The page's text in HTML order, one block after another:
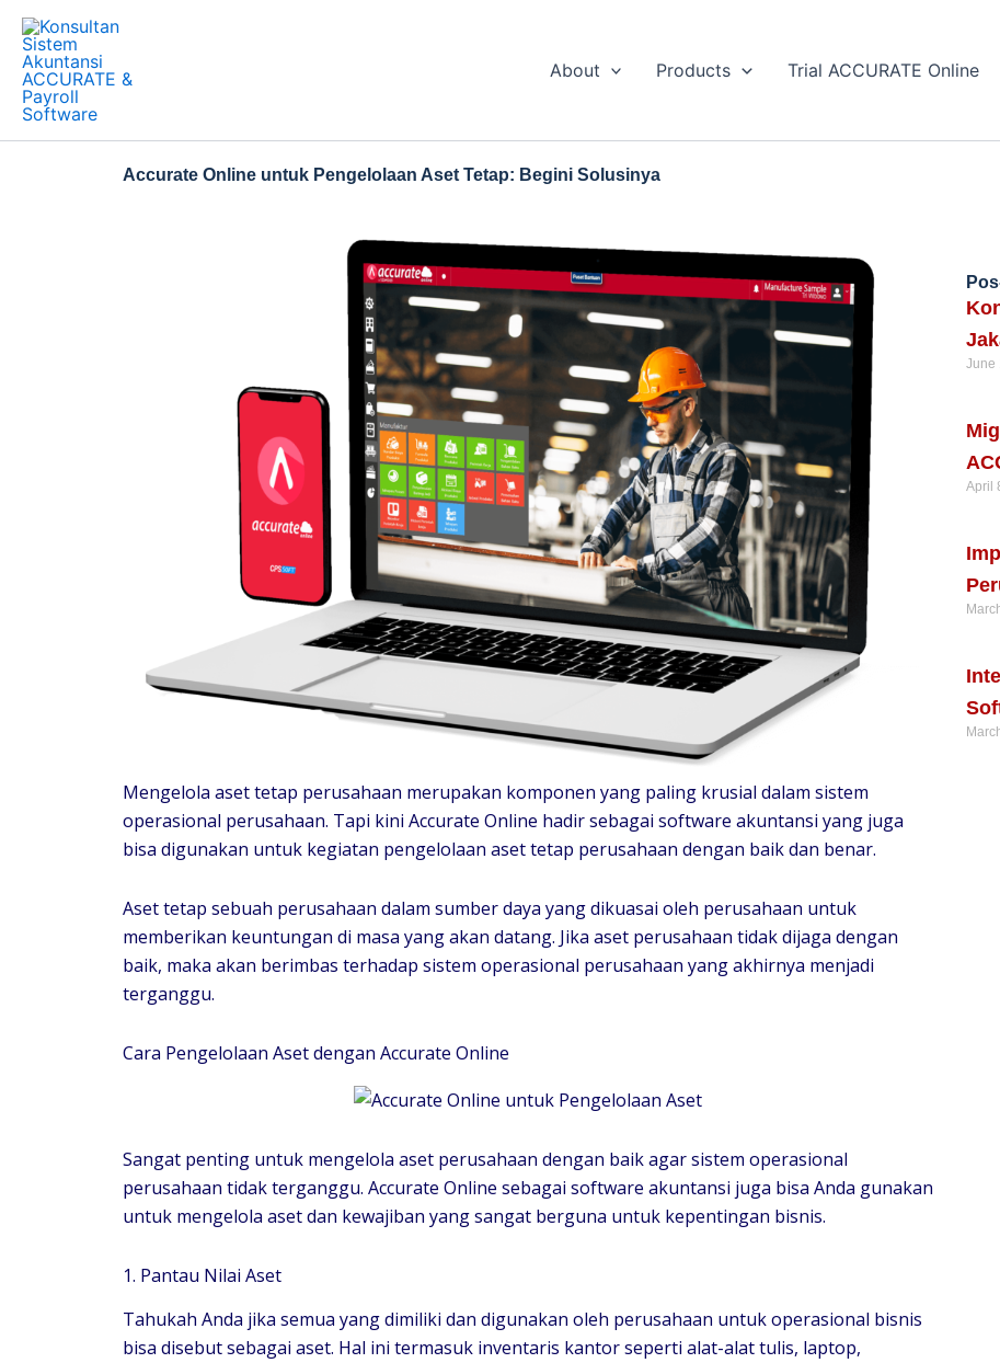
Skip
content
About Products Trial ACCURATE Online
Accurate Online untuk Pengelolaan Aset Tetap: Begini Solusinya
Mengelola aset tetap perusahaan merupakan komponen yang paling krusial dalam sistem
operasional perusahaan. Tapi kini Accurate Online hadir sebagai software akuntansi yang juga
bisa digunakan untuk kegiatan pengelolaan aset tetap perusahaan dengan baik dan benar.
Aset tetap sebuah perusahaan dalam sumber daya yang dikuasai oleh perusahaan untuk
memberikan keuntungan di masa yang akan datang. Jika aset perusahaan tidak dijaga dengan
baik, maka akan berimbas terhadap sistem operasional perusahaan yang akhirnya menjadi
terganggu.
Cara Pengelolaan Aset dengan Accurate Online
Sangat penting untuk mengelola aset perusahaan dengan baik agar sistem operasional
perusahaan tidak terganggu. Accurate Online sebagai software akuntansi juga bisa Anda gunakan
untuk mengelola aset dan kewajiban yang sangat berguna untuk kepentingan bisnis.
1. Pantau Nilai Aset
Tahukah Anda jika semua yang dimiliki dan digunakan oleh perusahaan untuk operasional bisnis
bisa disebut sebagai aset. Hal ini termasuk inventaris kantor seperti alat-alat tulis, laptop,
June
April